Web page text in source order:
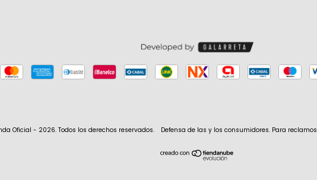
Oficial - 2026. Todos los derechos reservados. Defensa de las y los consumidores. Para reclamos